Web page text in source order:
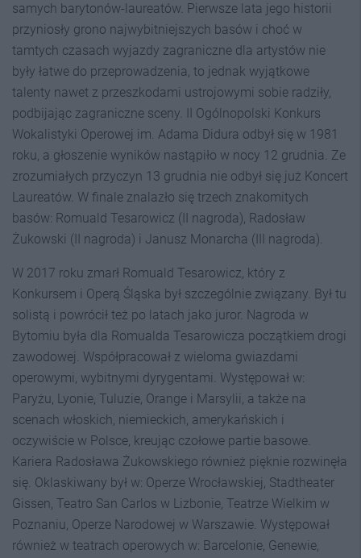
samych barytonów-laureatów. Pierwsze lata jego historii
przyniosły grono najwybitniejszych basów i choć w
tamtych czasach wyjazdy zagraniczne dla artystów nie
były łatwe do przeprowadzenia, to jednak wyjątkowe
talenty nawet z przeszkodami ustrojowymi sobie radziły,
podbijając zagraniczne sceny. II Ogólnopolski Konkurs
Wokalistyki Operowej im. Adama Didura odbył się w 1981
roku, a głoszenie wyników nastąpiło w nocy 12 grudnia. Ze
zrozumiałych przyczyn 13 grudnia nie odbył się już Koncert
Laureatów. W finale znalazło się trzech znakomitych
basów: Romuald Tesarowicz (II nagroda), Radosław
Żukowski (II nagroda) i Janusz Monarcha (III nagroda).
W 2017 roku zmarł Romuald Tesarowicz, który z
Konkursem i Operą Śląska był szczególnie związany. Był tu
solistą i powrócił też po latach jako juror. Nagroda w
Bytomiu była dla Romualda Tesarowicza początkiem drogi
zawodowej. Współpracował z wieloma gwiazdami
operowymi, wybitnymi dyrygentami. Występował w:
Paryżu, Lyonie, Tuluzie, Orange i Marsylii, a także na
scenach włoskich, niemieckich, amerykańskich i
oczywiście w Polsce, kreując czołowe partie basowe.
Kariera Radosława Żukowskiego również pięknie rozwinęła
się. Oklaskiwany był w: Operze Wrocławskiej, Stadtheater
Gissen, Teatro San Carlos w Lizbonie, Teatrze Wielkim w
Poznaniu, Operze Narodowej w Warszawie. Występował
również w teatrach operowych w: Barcelonie, Genewie,